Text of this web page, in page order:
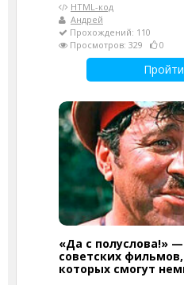
HTML-код
Андрей
Прохождений: 110
Просмотров: 329
0
«Да с полуслова!»
советских
которых смогут